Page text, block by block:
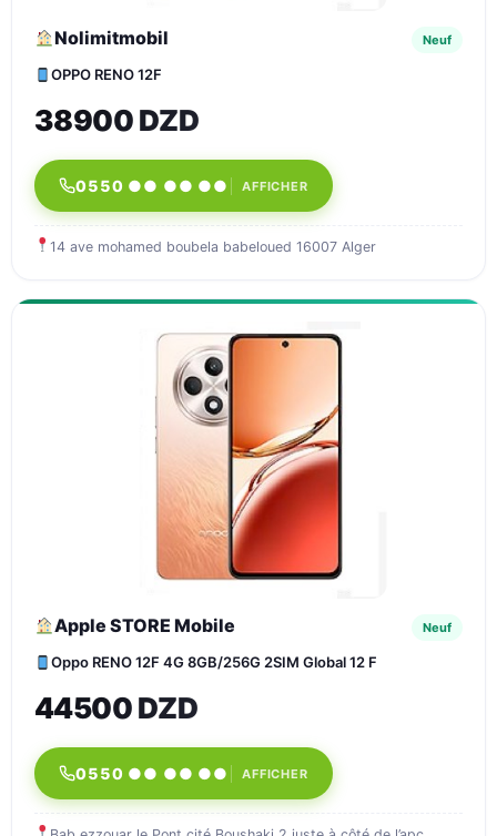
Nolimitmobil Neuf
OPPO RENO 12F
38900 DZD
0550 ●● ●● ●● AFFICHER
14 ave mohamed boubela babeloued 16007 Alger
Apple STORE Mobile Neuf
Oppo RENO 12F 4G 8GB/256G 2SIM Global 12 F
44500 DZD
0550 ●● ●● ●● AFFICHER